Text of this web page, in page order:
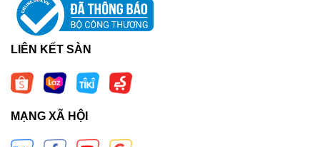
LIÊN KẾT SÀN
MẠNG XÃ HỘI